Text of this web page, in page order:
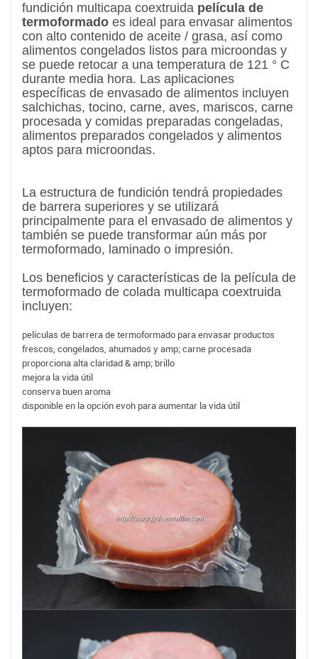
fundición multicapa coextruida película de
termoformado es ideal para envasar alimentos
con alto contenido de aceite / grasa, así como
alimentos congelados listos para microondas y
se puede retocar a una temperatura de 121 ° C
durante media hora. Las aplicaciones
específicas de envasado de alimentos incluyen
salchichas, tocino, carne, aves, mariscos, carne
procesada y comidas preparadas congeladas,
alimentos preparados congelados y alimentos
aptos para microondas.
La estructura de fundición tendrá propiedades
de barrera superiores y se utilizará
principalmente para el envasado de alimentos y
también se puede transformar aún más por
termoformado, laminado o impresión.
Los beneficios y características de la película de
termoformado de colada multicapa coextruida
incluyen:
películas de barrera de termoformado para envasar productos
frescos, congelados, ahumados y amp; carne procesada
proporciona alta claridad & amp; brillo
mejora la vida útil
conserva buen aroma
disponible en la opción evoh para aumentar la vida útil